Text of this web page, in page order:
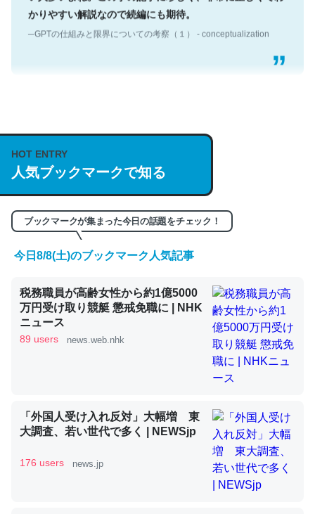
かりやすい解説なので続編にも期待。
─GPTの仕組みと限界についての考察（１） - conceptualization
説してる記事が少ないので貴重な良記事。/続編来た
https://isobe324649.hatenablog.com/entry/2023/03/27
/064121
─GPTの仕組みと限界についての考察（１） - conceptualization
くらい。小説でいう「ずっと前の伏線」は回収されないけ
ど、短期記憶というには多い分量。進化すればするほど分
かりやすく強くなりそう
─GPTの仕組みと限界についての考察（１） - conceptualization
昆虫ってカルシウム少ないのか。知らんかった。調べたら
コオロギのカルシウム分はエビの600分の1程度。
─ニュース :: 【研究発表】昆虫学の大問題＝「昆虫はなぜ海にいな
HOT ENTRY
人気ブックマークで知る
ブックマークが集まった今日の話題をチェック！
今日8/8(土)のブックマーク人気記事
税務職員が高齢女性から約1億5000
万円受け取り競艇 懲戒免職に | NHK
ニュース
89 users news.web.nhk
「外国人受け入れ反対」大幅増 東
大調査、若い世代で多く | NEWSjp
176 users news.jp